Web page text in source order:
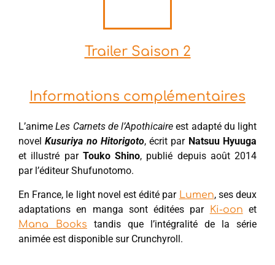
Trailer Saison 2
Informations complémentaires
L’animeLes Carnets de l’Apothicaire est adapté du light
novelKusuriya no Hitorigoto, écrit par Natsuu Hyuuga
et illustré par Touko Shino, publié depuis août 2014
par l’éditeur Shufunotomo.
En France, le light novel est édité par Lumen, ses deux
adaptations en manga sont éditées par Ki-oon et
Mana Books tandis que l’intégralité de la série
animée est disponible sur Crunchyroll.